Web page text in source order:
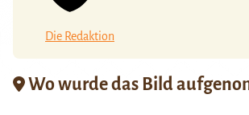
Die Redaktion
Wo wurde das Bild